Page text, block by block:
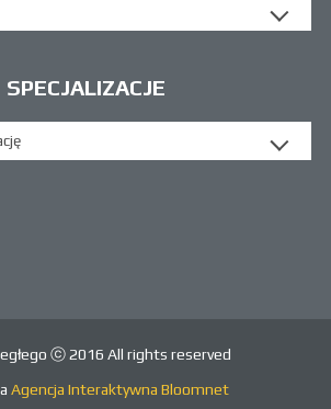
SPECJALIZACJE
ⓒ 2016 All rights reserved
Agencja Interaktywna Bloomnet